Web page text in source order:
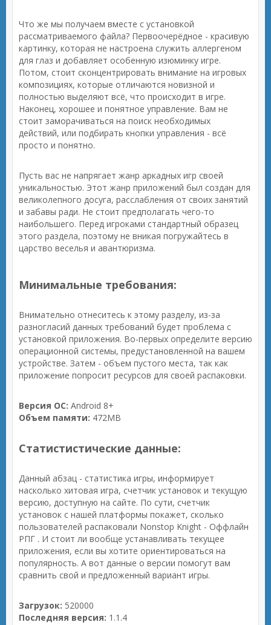
Что же мы получаем вместе с установкой
рассматриваемого файла? Первоочерёдное - красивую
картинку, которая не настроена служить аллергеном
для глаз и добавляет особенную изюминку игре.
Потом, стоит сконцентрировать внимание на игровых
композициях, которые отличаются новизной и
полностью выделяют всё, что происходит в игре.
Наконец, хорошее и понятное управление. Вам не
стоит заморачиваться на поиск необходимых
действий, или подбирать кнопки управления - всё
просто и понятно.
Пусть вас не напрягает жанр аркадных игр своей
уникальностью. Этот жанр приложений был создан для
великолепного досуга, расслабления от своих занятий
и забавы ради. Не стоит предполагать чего-то
наибольшего. Перед игроками стандартный образец
этого раздела, поэтому не вникая погружайтесь в
царство веселья и авантюризма.
Минимальные требования:
Внимательно отнеситесь к этому разделу, из-за
разногласий данных требований будет проблема с
установкой приложения. Во-первых определите версию
операционной системы, предустановленной на вашем
устройстве. Затем - объем пустого места, так как
приложение попросит ресурсов для своей распаковки.
Версия ОС: Android 8+
Объем памяти: 472MB
Статистистические данные:
Данный абзац - статистика игры, информирует
насколько хитовая игра, счетчик установок и текущую
версию, доступную на сайте. По сути, счетчик
установок с нашей платформы покажет, сколько
пользователей распаковали Nonstop Knight - Оффлайн
РПГ . И стоит ли вообще устанавливать текущее
приложения, если вы хотите ориентироваться на
популярность. А вот данные о версии помогут вам
сравнить свой и предложенный вариант игры.
Загрузок: 520000
Последняя версия: 1.1.4